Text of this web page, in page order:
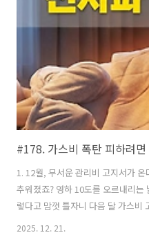
1. 12월, 무서운 관리비 고지서가
추워졌죠? 영하 10도를 오르내리는
렇다고 맘껏 틀자니 다음 달 가스비
입니다.저도 작년까지는 무거워서
2025. 12. 21.